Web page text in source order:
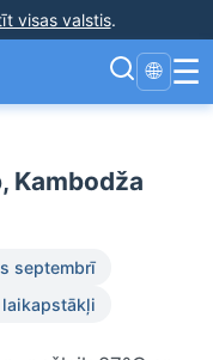
visas valstis.
🌐 ☰
Kambodža
septembrī
laikapstākļi